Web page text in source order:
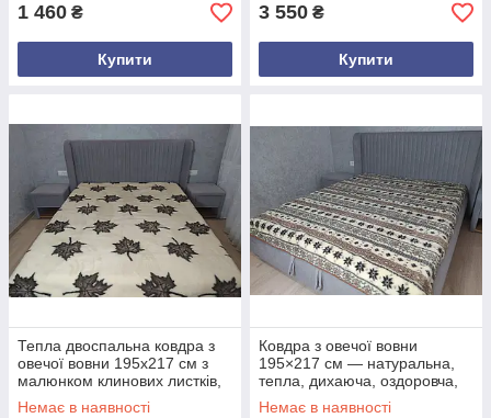
1 460 ₴
Купити
3 550 ₴
Купити
Тепла двоспальна ковдра з
овечої вовни 195х217 см з
малюнком клинових листків,
двостороння, натуральна
Немає в наявності
Ковдра з овечої вовни
195×217 см — натуральна,
тепла, дихаюча, оздоровча,
двоспальна, з трикотажною
Немає в наявності